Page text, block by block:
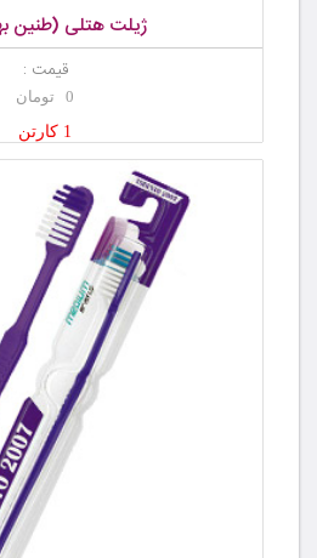
ژیلت هتلی (طنین
قیمت :
0 تومان
1 کارتن